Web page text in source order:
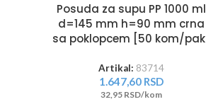
Posuda za supu PP 1000 ml
d=145 mm h=90 mm crna
sa poklopcem [50 kom/pak]
Artikal: 83714
1.647,60 RSD
32,95 RSD/kom